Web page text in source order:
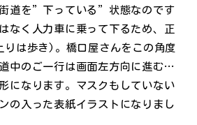
道を”下っている”状態なのです
なく人力車に乗って下るため、正
は歩き)。橋口屋さんをこの角度
中のご一行は画面左方向に進む…
になります。マスクもしていない
の入った表紙イラストになりまし